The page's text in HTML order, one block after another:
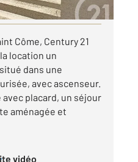
Côme, Century 21
location un
dans une
avec ascenseur.
placard, un séjour
aménagée et
vidéo